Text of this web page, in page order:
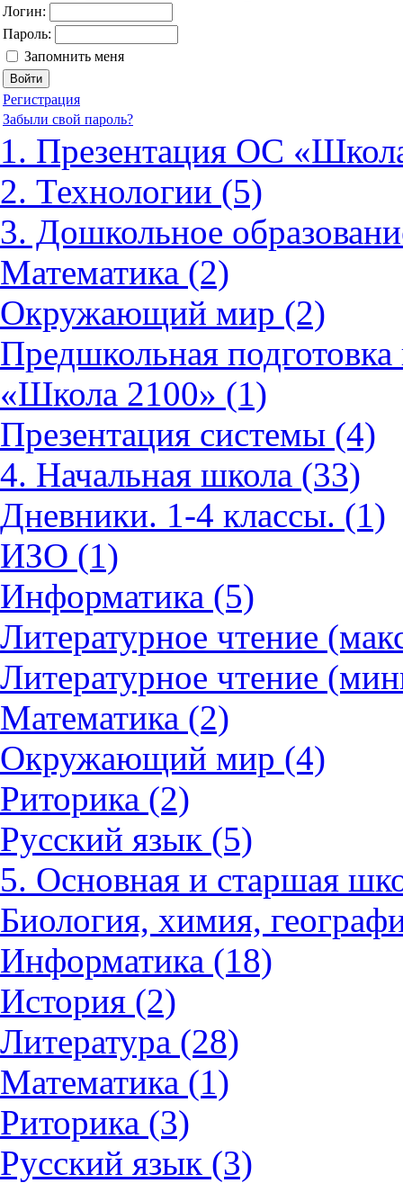
Логин:
Пароль:
Запомнить меня
Регистрация
Забыли свой пароль?
1. Презентация ОС
2. Технологии (5)
3. Дошкольное
Математика (2)
Окружающий мир (2)
Предшкольная
«Школа 2100» (1)
Презентация системы (4)
4. Начальная школа (33)
Дневники. 1-4 классы. (1)
ИЗО (1)
Информатика (5)
Литературное чтение
Литературное чтение
Математика (2)
Окружающий мир (4)
Риторика (2)
Русский язык (5)
5. Основная и старшая
Биология, химия,
Информатика (18)
История (2)
Литература (28)
Математика (1)
Риторика (3)
Русский язык (3)